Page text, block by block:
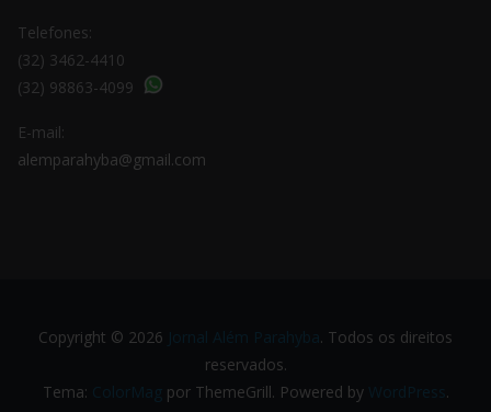
Telefones:
(32) 3462-4410
(32) 98863-4099
E-mail:
alemparahyba@gmail.com
Copyright © 2026 Jornal Além Parahyba. Todos os direitos
reservados.
Tema: ColorMagpor ThemeGrill. Powered by WordPress .